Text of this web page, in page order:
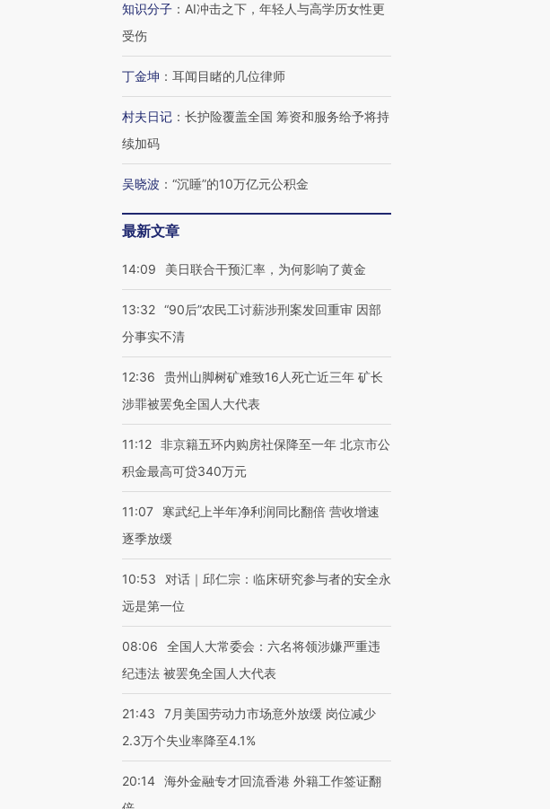
知识分子 ： AI冲击之下，年轻人与高学历女性更
受伤
丁金坤 ： 耳闻目睹的几位律师
村夫日记 ： 长护险覆盖全国 筹资和服务给予将持
续加码
吴晓波 ： “沉睡”的10万亿元公积金
最新文章
14:09 美日联合干预汇率，为何影响了黄金
13:32 “90后”农民工讨薪涉刑案发回重审 因部
分事实不清
12:36
贵州山脚树矿难致16人死亡近三年 矿长
涉罪被罢免全国人大代表
11:12 非京籍五环内购房社保降至一年 北京市公
积金最高可贷340万元
11:07
寒武纪上半年净利润同比翻倍 营收增速
逐季放缓
10:53
对话｜邱仁宗：临床研究参与者的安全永
远是第一位
08:06
全国人大常委会：六名将领涉嫌严重违
纪违法 被罢免全国人大代表
21:43
7月美国劳动力市场意外放缓 岗位减少
2.3万个失业率降至4.1%
20:14 海外金融专才回流香港 外籍工作签证翻